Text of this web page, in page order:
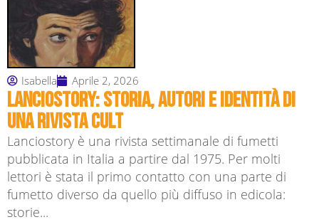
Isabella Aprile 2, 2026
Lanciostory: storia, autori e identità di
una rivista cult
Lanciostory è una rivista settimanale di fumetti
pubblicata in Italia a partire dal 1975. Per molti
lettori è stata il primo contatto con una parte di
fumetto diverso da quello più diffuso in edicola:
storie...